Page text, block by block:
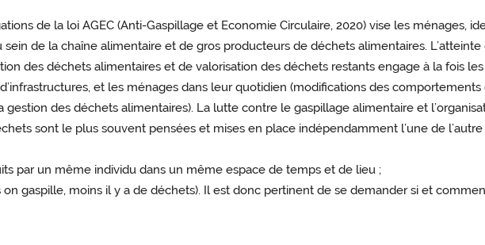
de la loi AGEC (Anti-Gaspillage et Economie Circulaire, 2020) vise les ménages,
sein de la chaîne alimentaire et de gros producteurs de déchets alimentaires.
des déchets alimentaires et de valorisation des déchets restants engage à la fois
et les ménages dans leur quotidien (modifications des comportements
gestion des déchets alimentaires). La lutte contre le gaspillage alimentaire et
sont le plus souvent pensées et mises en place indépendamment l’une de
par un même individu dans un même espace de temps et de lieu ;
on gaspille, moins il y a de déchets). Il est donc pertinent de se demander si et